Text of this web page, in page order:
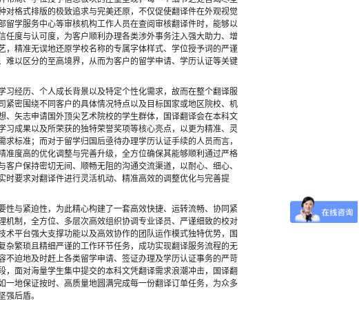
格式排版的极致追求与完美还原，不仅促使翻译件在外观视觉
留学服务中心等审核机构工作人员在查阅审核翻译件时，能够以
度与认可度，为客户顺利办理各类涉外事务注入强大助力、增
精准无误地还原学校名称的专属字体样式、学位授予词的严谨
以区分的至高境界，从而为客户的留学申请、学历认证等关键
经历、个人成长背景以及特定个性化需求，故而在整个翻译服
密围绕不同客户的具体情况特点以及目标国家或地区院校、机
矢志申请国外顶尖艺术院校的学生群体，国译翻译会在本科文
成果以及所荣获的独特荣誉奖项等核心亮点，以更为精准、灵
标准；而对于留学归国后亟待办理学历认证手续的人员而言，
度高的优化调整与完善升级，全方位确保其能够顺利通过严格
户保持密切无间、顺畅无阻的沟通交流渠道，以耐心、细心、
要求对翻译件进行灵活机动、精准高效的调整优化与完善提
与紧迫性，为此精心构建了一套高效快捷、运转流畅、协同紧
制，全方位、多层次高效组织协调专业译员、严谨细致的校对
平台强大支撑功能以及高效协作的团队运作模式独特优势，国
繁琐且精细严谨的工作环节任务，成功实现翻译服务流程的无
迫地及时赶上各类留学申请、签证办理及学历认证事务的严苛
面对海量学生集中提交的本科文凭翻译需求浪潮冲击，国译翻
地保证按时、高质量地圆满完成每一份翻译订单任务，为众多
后盾。